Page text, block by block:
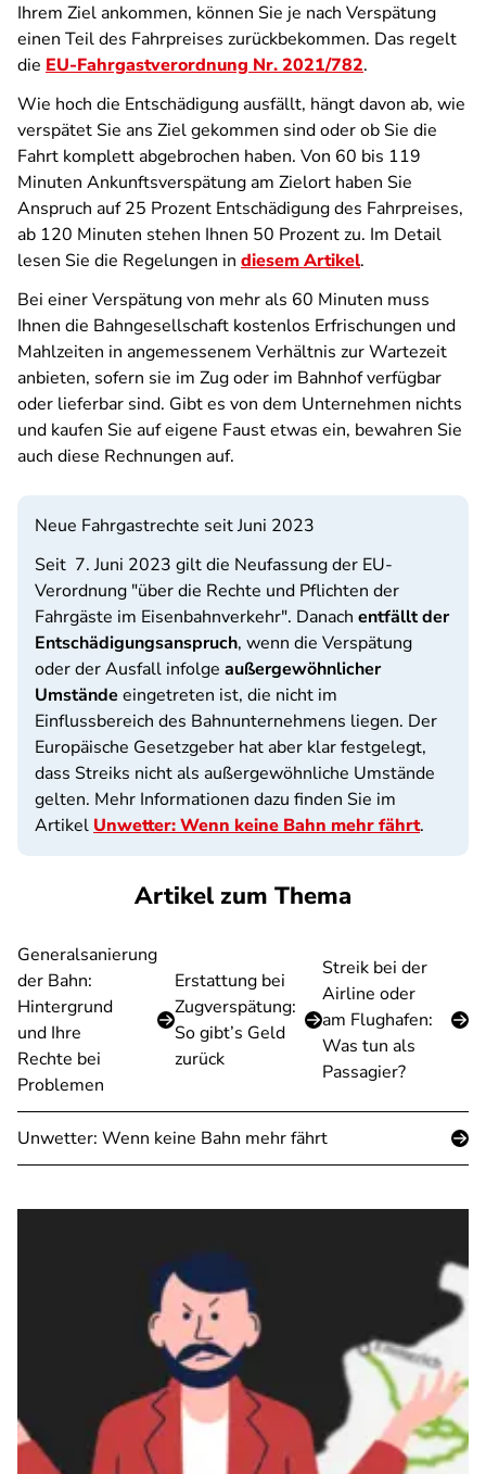
Ihrem Ziel ankommen, können Sie je nach Verspätung
einen Teil des Fahrpreises zurückbekommen. Das regelt
die EU-Fahrgastverordnung Nr. 2021/782.
Wie hoch die Entschädigung ausfällt, hängt davon ab, wie
verspätet Sie ans Ziel gekommen sind oder ob Sie die
Fahrt komplett abgebrochen haben. Von 60 bis 119
Minuten Ankunftsverspätung am Zielort haben Sie
Anspruch auf 25 Prozent Entschädigung des Fahrpreises,
ab 120 Minuten stehen Ihnen 50 Prozent zu. Im Detail
lesen Sie die Regelungen in diesem Artikel.
Bei einer Verspätung von mehr als 60 Minuten muss
Ihnen die Bahngesellschaft kostenlos Erfrischungen und
Mahlzeiten in angemessenem Verhältnis zur Wartezeit
anbieten, sofern sie im Zug oder im Bahnhof verfügbar
oder lieferbar sind. Gibt es von dem Unternehmen nichts
und kaufen Sie auf eigene Faust etwas ein, bewahren Sie
auch diese Rechnungen auf.
Neue Fahrgastrechte seit Juni 2023
Seit 7. Juni 2023 gilt die Neufassung der EU-
Verordnung "über die Rechte und Pflichten der
Fahrgäste im Eisenbahnverkehr". Danach entfällt der
Entschädigungsanspruch, wenn die Verspätung
oder der Ausfall infolge außergewöhnlicher
Umstände eingetreten ist, die nicht im
Einflussbereich des Bahnunternehmens liegen. Der
Europäische Gesetzgeber hat aber klar festgelegt,
dass Streiks nicht als außergewöhnliche Umstände
gelten. Mehr Informationen dazu finden Sie im
Artikel Unwetter: Wenn keine Bahn mehr fährt.
Artikel zum Thema
Generalsanierung
der Bahn:
Hintergrund
und Ihre
Rechte bei
Problemen
Erstattung bei
Zugverspätung:
So gibt’s Geld
zurück
Streik bei der
Airline oder
am Flughafen:
Was tun als
Passagier?
Unwetter: Wenn keine Bahn mehr fährt